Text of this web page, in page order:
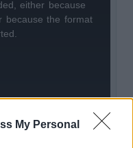
My Personal
either because
because the format